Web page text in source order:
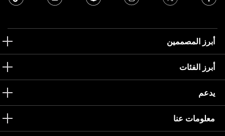
أبرز المصممين
أبرز الفئات
يدعم
معلومات عنا